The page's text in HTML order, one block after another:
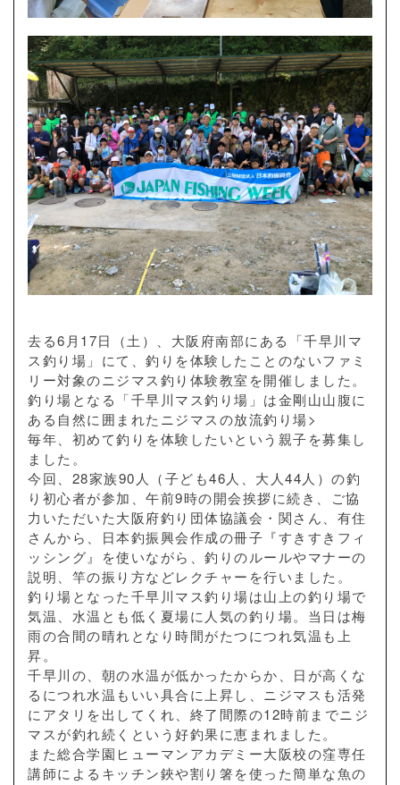
去る6月17日（土）、大阪府南部にある「千早川マ
ス釣り場」にて、釣りを体験したことのないファミ
リー対象のニジマス釣り体験教室を開催しました。
釣り場となる「千早川マス釣り場」は金剛山山腹に
ある自然に囲まれたニジマスの放流釣り場>
毎年、初めて釣りを体験したいという親子を募集し
ました。
今回、28家族90人（子ども46人、大人44人）の釣
り初心者が参加、午前9時の開会挨拶に続き、ご協
力いただいた大阪府釣り団体協議会・関さん、有住
さんから、日本釣振興会作成の冊子『すきすきフィ
ッシング』を使いながら、釣りのルールやマナーの
説明、竿の振り方などレクチャーを行いました。
釣り場となった千早川マス釣り場は山上の釣り場で
気温、水温とも低く夏場に人気の釣り場。当日は梅
雨の合間の晴れとなり時間がたつにつれ気温も上
昇。
千早川の、朝の水温が低かったからか、日が高くな
るにつれ水温もいい具合に上昇し、ニジマスも活発
にアタリを出してくれ、終了間際の12時前までニジ
マスが釣れ続くという好釣果に恵まれました。
また総合学園ヒューマンアカデミー大阪校の窪専任
講師によるキッチン鋏や割り箸を使った簡単な魚の